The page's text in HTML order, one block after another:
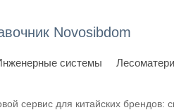
Novosibdom
системы
сервис для китайских